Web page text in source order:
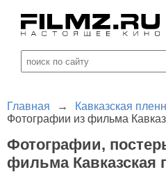
Главная → Кавказская
Фотографии из фильма
Фотографии,
фильма Кавказская